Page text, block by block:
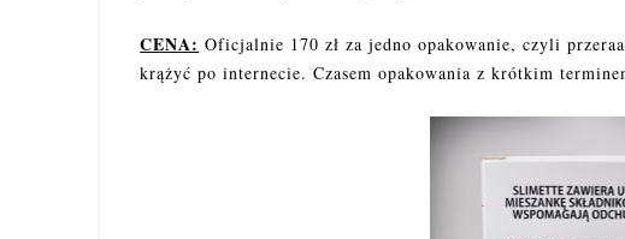
CENA: Oficjalnie 170 zł za jedno opakowanie, czyli
krążyć po internecie. Czasem opakowania z krótkim